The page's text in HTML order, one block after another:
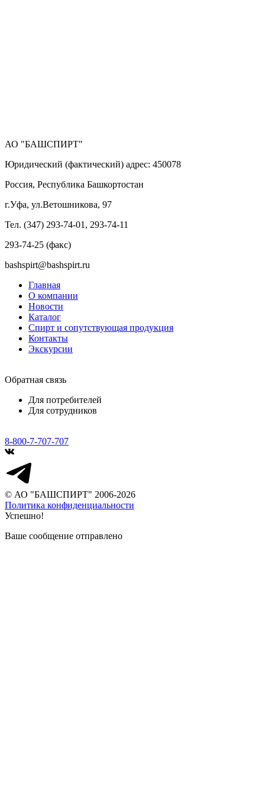
АО "БАШСПИРТ"
Юридический (фактический) адрес: 450078
Россия, Республика Башкортостан
г.Уфа, ул.Ветошникова, 97
Тел. (347) 293-74-01, 293-74-11
293-74-25 (факс)
bashspirt@bashspirt.ru
Главная
О компании
Новости
Каталог
Спирт и сопутствующая продукция
Контакты
Экскурсии
Обратная связь
Для потребителей
Для сотрудников
8-800-7-707-707
© АО "БАШСПИРТ" 2006-2026
Политика конфиденциальности
Успешно!
Ваше сообщение отправлено